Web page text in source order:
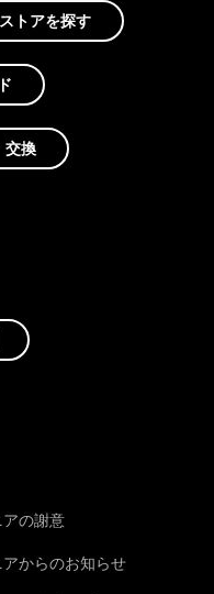
ストアを探す
交換
の謝意
からのお知らせ